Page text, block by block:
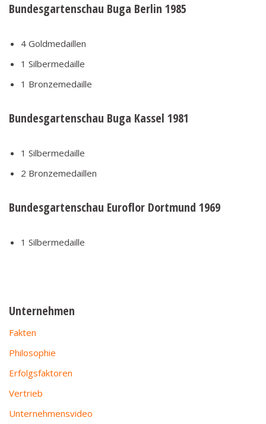
Bundesgartenschau Buga Berlin 1985
4 Goldmedaillen
1 Silbermedaille
1 Bronzemedaille
Bundesgartenschau Buga Kassel 1981
1 Silbermedaille
2 Bronzemedaillen
Bundesgartenschau Euroflor Dortmund 1969
1 Silbermedaille
Unternehmen
Fakten
Philosophie
Erfolgsfaktoren
Vertrieb
Unternehmensvideo